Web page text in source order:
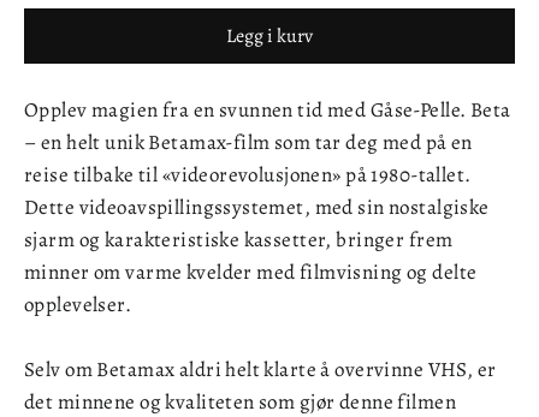
Legg i kurv
Opplev magien fra en svunnen tid med Gåse-Pelle. Beta
– en helt unik Betamax-film som tar deg med på en
reise tilbake til «videorevolusjonen» på 1980-tallet.
Dette videoavspillingssystemet, med sin nostalgiske
sjarm og karakteristiske kassetter, bringer frem
minner om varme kvelder med filmvisning og delte
opplevelser.
Selv om Betamax aldri helt klarte å overvinne VHS, er
det minnene og kvaliteten som gjør denne filmen